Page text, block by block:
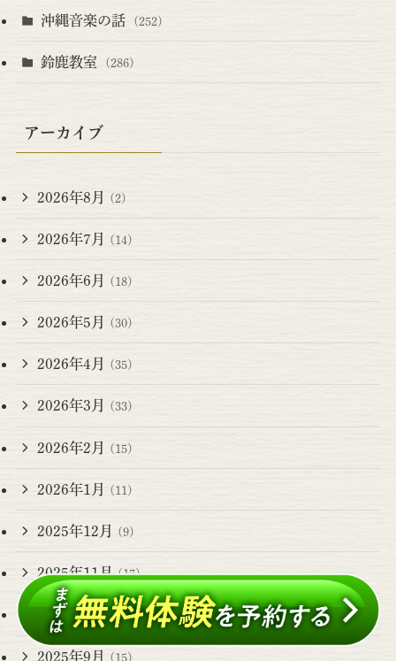
沖縄音楽の話 (252)
鈴鹿教室 (286)
アーカイブ
2026年8月 (2)
2026年7月 (14)
2026年6月 (18)
2026年5月 (30)
2026年4月 (35)
2026年3月 (33)
2026年2月 (15)
2026年1月 (11)
2025年12月 (9)
2025年11月(17)
2025年10月(17)
2025年9月 (15)